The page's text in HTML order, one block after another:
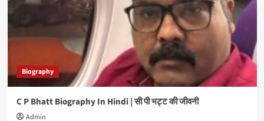
Biography
C P Bhatt Biography In Hindi | सी पी भट्ट की जीवनी
Admin